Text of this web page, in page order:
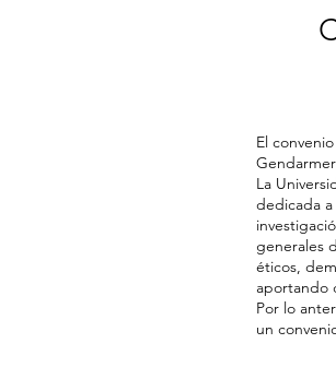
El
La
dedicada
generales
éticos,
aportando
Por lo
un